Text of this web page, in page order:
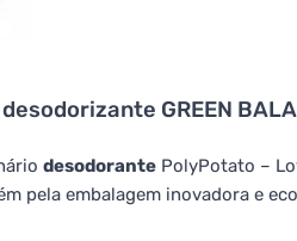
GREEN
desodorante PolyPotato –
pela embalagem inovadora e